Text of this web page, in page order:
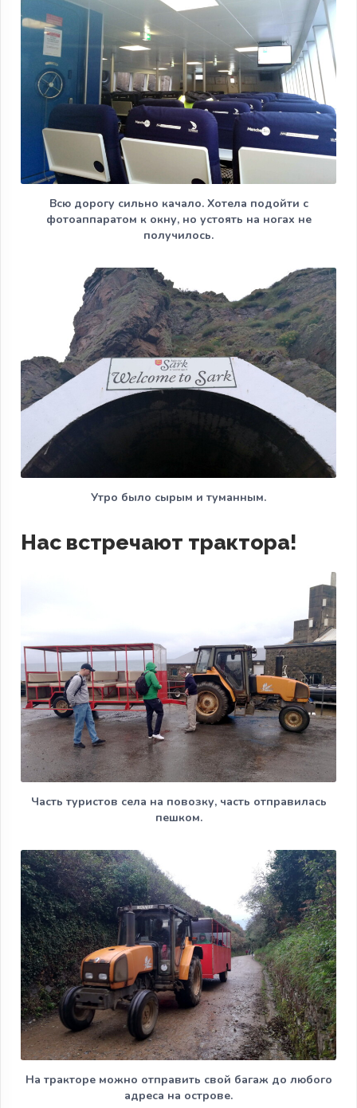
Всю дорогу сильно качало. Хотела подойти с
фотоаппаратом к окну, но устоять на ногах не
получилось.
Утро было сырым и туманным.
Нас встречают трактора!
Часть туристов села на повозку, часть отправилась
пешком.
На тракторе можно отправить свой багаж до любого
адреса на острове.